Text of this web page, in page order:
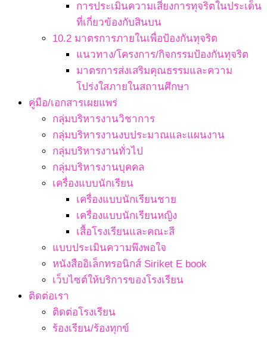
การประเมินความเสี่ยงการทุจริตในประเด็น
ที่เกี่ยวข้องกับสินบน
10.2 มาตรการภายในเพื่อป้องกันทุจริต
แนวทาง/โครงการ/กิจกรรมป้องกันทุจริต
มาตรการส่งเสริมคุณธรรมและความ
โปร่งใสภายในสถานศึกษา
คู่มือ/เอกสารเผยแพร่
กลุ่มบริหารงานวิชาการ
กลุ่มบริหารงานงบประมาณและแผนงาน
กลุ่มบริหารงานทั่วไป
กลุ่มบริหารงานบุคคล
เครื่องแบบนักเรียน
เครื่องแบบนักเรียนชาย
เครื่องแบบนักเรียนหญิง
เสื้อโรงเรียนและคณะสี
แบบประเมินความพึงพอใจ
หนังสืออิเล็กทรอนิกส์ Siriket E book
เว็บไซต์ให้บริการของโรงเรียน
ติดต่อเรา
ติดต่อโรงเรียน
ร้องเรียน/ร้องทุกข์